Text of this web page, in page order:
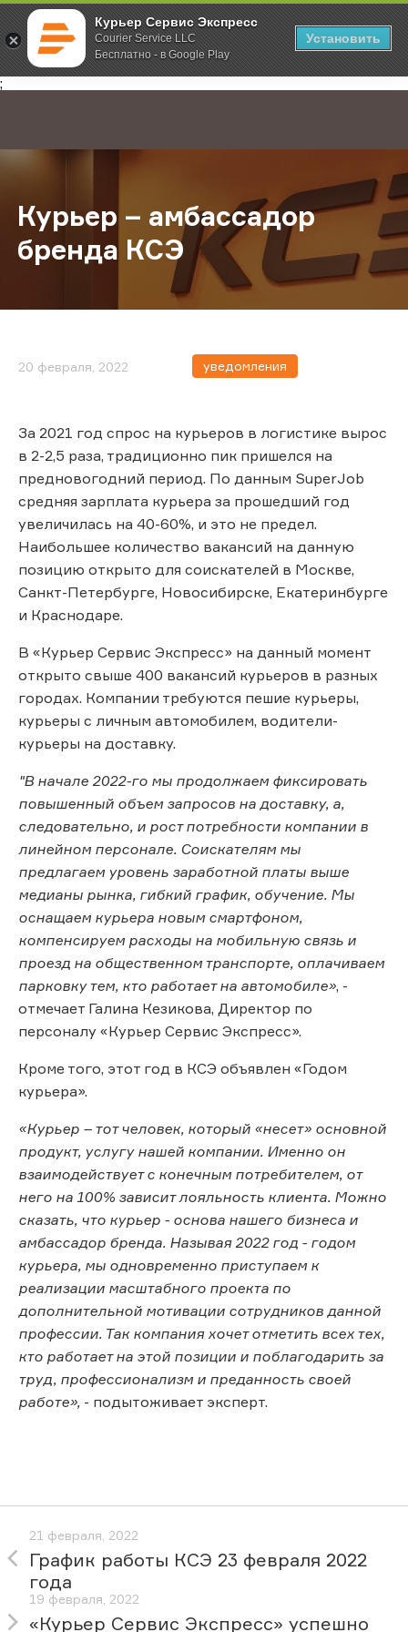
Курьер Сервис Экспресс
Courier Service LLC
Бесплатно - в Google Play
Установить
;
Главная О компании Новости Курьер – амбассадор бренда КСЭ
Курьер – амбассадор
бренда КСЭ
20 февраля, 2022 уведомления
За 2021 год спрос на курьеров в логистике вырос
в 2-2,5 раза, традиционно пик пришелся на
предновогодний период. По данным SuperJob
средняя зарплата курьера за прошедший год
увеличилась на 40-60%, и это не предел.
Наибольшее количество вакансий на данную
позицию открыто для соискателей в Москве,
Санкт-Петербурге, Новосибирске, Екатеринбурге
и Краснодаре.
В «Курьер Сервис Экспресс» на данный момент
открыто свыше 400 вакансий курьеров в разных
городах. Компании требуются пешие курьеры,
курьеры с личным автомобилем, водители-
курьеры на доставку.
"В начале 2022-го мы продолжаем фиксировать
повышенный объем запросов на доставку, а,
следовательно, и рост потребности компании в
линейном персонале. Соискателям мы
предлагаем уровень заработной платы выше
медианы рынка, гибкий график, обучение. Мы
оснащаем курьера новым смартфоном,
компенсируем расходы на мобильную связь и
проезд на общественном транспорте, оплачиваем
парковку тем, кто работает на автомобиле», -
отмечает Галина Кезикова, Директор по
персоналу «Курьер Сервис Экспресс».
Кроме того, этот год в КСЭ объявлен «Годом
курьера».
«Курьер – тот человек, который «несет» основной
продукт, услугу нашей компании. Именно он
взаимодействует с конечным потребителем, от
него на 100% зависит лояльность клиента. Можно
сказать, что курьер - основа нашего бизнеса и
амбассадор бренда. Называя 2022 год - годом
курьера, мы одновременно приступаем к
реализации масштабного проекта по
дополнительной мотивации сотрудников данной
профессии. Так компания хочет отметить всех тех,
кто работает на этой позиции и поблагодарить за
труд, профессионализм и преданность своей
работе», - подытоживает эксперт.
21 февраля, 2022
График работы КСЭ 23 февраля 2022
года
19 февраля, 2022
«Курьер Сервис Экспресс» успешно